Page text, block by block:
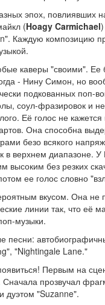
эпох, повлиявших
(Hoagy Carmichael
Каждую композицию
каверы "своими". Ее
- Нину Симон, но
подкованных поп-
соул-фразировок и
Её голос не
Она способна
безо всякого
верхнем диапазоне.
высоким без резких
ее голос словно
вкусом. Она не
линии так, что её
музыки.
песни:
"Nightingale Lane."
Первым на
Сначала прозвучал
дуэтом "Suzanne".